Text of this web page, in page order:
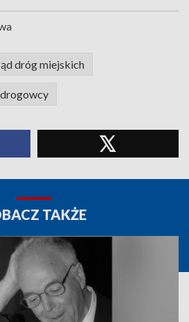
dróg miejskich
TAKŻE